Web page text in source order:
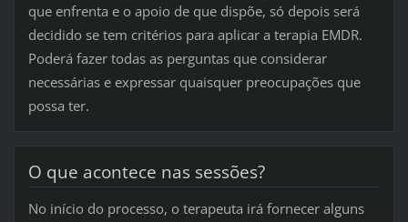
que enfrenta e o apoio de que dispõe, só depois será
decidido se tem critérios para aplicar a terapia EMDR.
Poderá fazer todas as perguntas que considerar
necessárias e expressar quaisquer preocupações que
possa ter.
O que acontece nas sessões?
No início do processo, o terapeuta irá fornecer alguns